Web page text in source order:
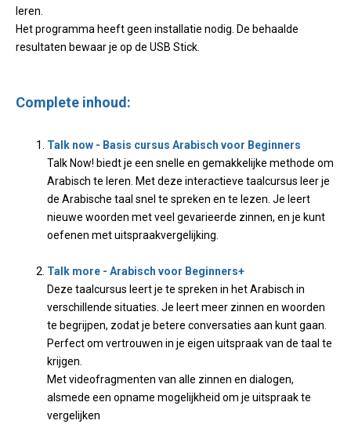
leren.
Het programma heeft geen installatie nodig. De behaalde
resultaten bewaar je op de USB Stick.
Complete inhoud:
Talk now - Basis cursus Arabisch voor Beginners
Talk Now! biedt je een snelle en gemakkelijke methode om
Arabisch te leren. Met deze interactieve taalcursus leer je
de Arabische taal snel te spreken en te lezen. Je leert
nieuwe woorden met veel gevarieerde zinnen, en je kunt
oefenen met uitspraakvergelijking.
Talk more - Arabisch voor Beginners+
Deze taalcursus leert je te spreken in het Arabisch in
verschillende situaties. Je leert meer zinnen en woorden
te begrijpen, zodat je betere conversaties aan kunt gaan.
Perfect om vertrouwen in je eigen uitspraak van de taal te
krijgen.
Met videofragmenten van alle zinnen en dialogen,
alsmede een opname mogelijkheid om je uitspraak te
vergelijken